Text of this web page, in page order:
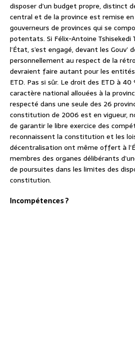
disposer d’un budget propre, distinct
central et de la province est remise
gouverneurs de provinces qui se
potentats. Si Félix-Antoine Tshisekedi
l’État, s’est engagé, devant les Gouv’
personnellement au respect de la
devraient faire autant pour les
ETD. Pas si sûr. Le droit des ETD à
caractère national allouées à la
respecté dans une seule des 26
constitution de 2006 est en vigueur,
de garantir le libre exercice des
reconnaissent la constitution et les
décentralisation ont même offert à
membres des organes délibérants
de poursuites dans les limites des
constitution.
Incompétences ?